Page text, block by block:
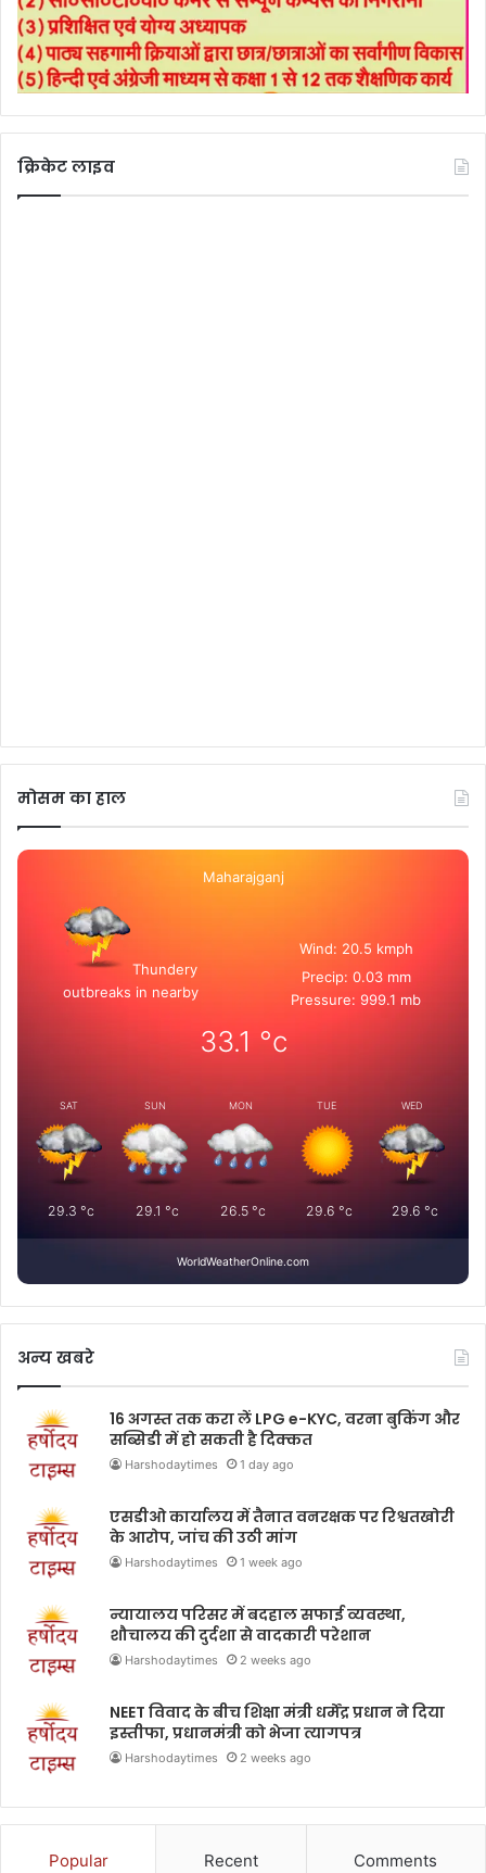
क्रिकेट लाइव
मोसम का हाल
Maharajganj
Thundery
outbreaks in nearby
Wind: 20.5 kmph
Precip: 0.03 mm
Pressure: 999.1 mb
33.1 °c
SAT
29.3 °c
SUN
29.1 °c
MON
26.5°c
TUE
29.6 °c
WED
29.6 °c
WorldWeatherOnline.com
अन्य खबरे
16 अगस्त तक करा लें LPG e-KYC, वरना बुकिंग और
सब्सिडी में हो सकती है दिक्कत
Harshodaytimes 1 day ago
एसडीओ कार्यालय में तैनात वनरक्षक पर रिश्वतखोरी
के आरोप, जांच की उठी मांग
Harshodaytimes 1 week ago
न्यायालय परिसर में बदहाल सफाई व्यवस्था,
शौचालय की दुर्दशा से वादकारी परेशान
Harshodaytimes 2 weeks ago
NEET विवाद के बीच शिक्षा मंत्री धर्मेंद्र प्रधान ने दिया
इस्तीफा, प्रधानमंत्री को भेजा त्यागपत्र
Harshodaytimes 2 weeks ago
Popular Recent Comments